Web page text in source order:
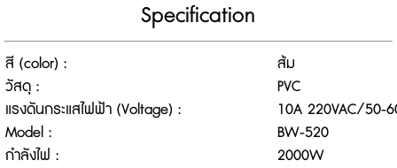
Specification
สี (color) :
ส้ม
วัสดุ :
PVC
แรงดันกระแสไฟฟ้า (Voltage) :
10A 220VAC/50-
Model :
BW-520
กำลังไฟ :
2000W